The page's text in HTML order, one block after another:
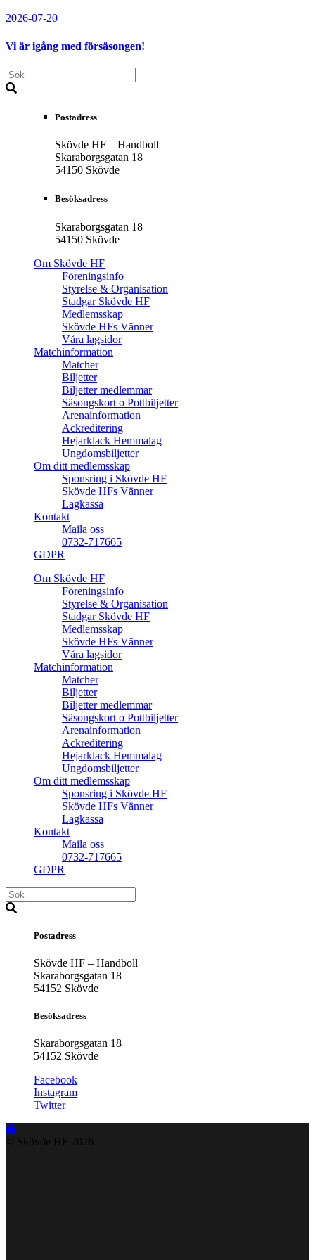
2026-07-20
Vi är igång med försäsongen!
Postadress
Skövde HF – Handboll
Skaraborgsgatan 18
54150 Skövde
Besöksadress
Skaraborgsgatan 18
54150 Skövde
Om Skövde HF
Föreningsinfo
Styrelse & Organisation
Stadgar Skövde HF
Medlemsskap
Skövde HFs Vänner
Våra lagsidor
Matchinformation
Matcher
Biljetter
Biljetter medlemmar
Säsongskort o Pottbiljetter
Arenainformation
Ackreditering
Hejarklack Hemmalag
Ungdomsbiljetter
Om ditt medlemsskap
Sponsring i Skövde HF
Skövde HFs Vänner
Lagkassa
Kontakt
Maila oss
0732-717665
GDPR
Om Skövde HF
Föreningsinfo
Styrelse & Organisation
Stadgar Skövde HF
Medlemsskap
Skövde HFs Vänner
Våra lagsidor
Matchinformation
Matcher
Biljetter
Biljetter medlemmar
Säsongskort o Pottbiljetter
Arenainformation
Ackreditering
Hejarklack Hemmalag
Ungdomsbiljetter
Om ditt medlemsskap
Sponsring i Skövde HF
Skövde HFs Vänner
Lagkassa
Kontakt
Maila oss
0732-717665
GDPR
Postadress
Skövde HF – Handboll
Skaraborgsgatan 18
54152 Skövde
Besöksadress
Skaraborgsgatan 18
54152 Skövde
Facebook
Instagram
Twitter
© Skövde HF 2026